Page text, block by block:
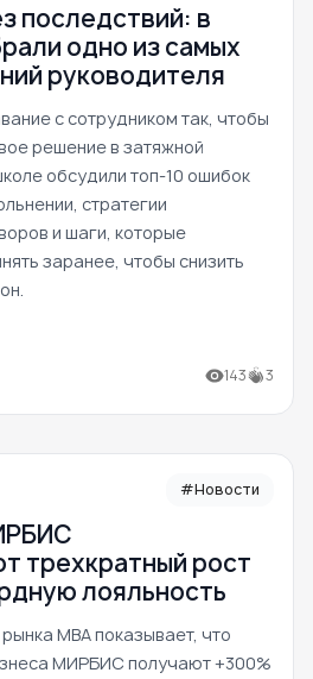
последствий: в
одно из самых
руководителя
с сотрудником так, чтобы
решение в затяжной
обсудили топ-10 ошибок
стратегии
и шаги, которые
заранее, чтобы снизить
143 3
#Новости
трехкратный рост
лояльность
MBA показывает, что
МИРБИС получают +300%